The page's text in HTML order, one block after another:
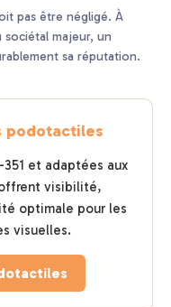
pas être négligé. À
sociétal majeur, un
sa réputation.
podotactiles
et adaptées aux
offrent visibilité,
optimale pour les
visuelles.